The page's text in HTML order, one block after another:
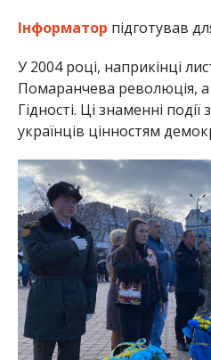
Інформатор підготував
У 2004 році, наприкінці
Помаранчева революція, а
Гідності. Ці знаменні події
українців цінностям